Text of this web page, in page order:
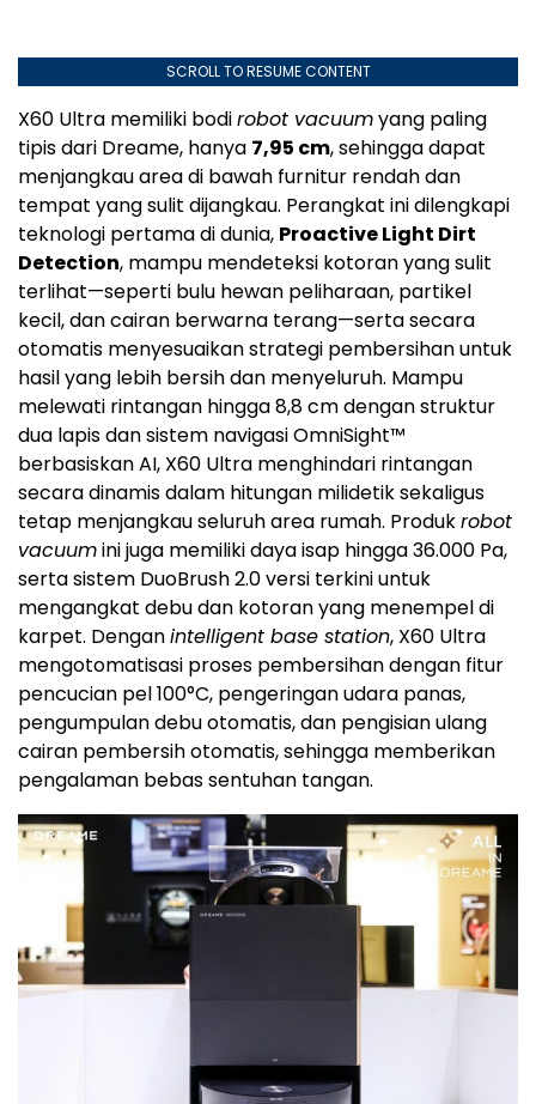
SCROLL TO RESUME CONTENT
X60 Ultra memiliki bodirobot vacuumyang paling
tipis dari Dreame, hanya 7,95 cm, sehingga dapat
menjangkau area di bawah furnitur rendah dan
tempat yang sulit dijangkau. Perangkat ini dilengkapi
teknologi pertama di dunia, Proactive Light Dirt
Detection, mampu mendeteksi kotoran yang sulit
terlihat—seperti bulu hewan peliharaan, partikel
kecil, dan cairan berwarna terang—serta secara
otomatis menyesuaikan strategi pembersihan untuk
hasil yang lebih bersih dan menyeluruh. Mampu
melewati rintangan hingga 8,8 cm dengan struktur
dua lapis dan sistem navigasi OmniSight™
berbasiskan AI, X60 Ultra menghindari rintangan
secara dinamis dalam hitungan milidetik sekaligus
tetap menjangkau seluruh area rumah. Produkrobot
vacuumini juga memiliki daya isap hingga 36.000 Pa,
serta sistem DuoBrush 2.0 versi terkini untuk
mengangkat debu dan kotoran yang menempel di
karpet. Denganintelligent base station, X60 Ultra
mengotomatisasi proses pembersihan dengan fitur
pencucian pel 100°C, pengeringan udara panas,
pengumpulan debu otomatis, dan pengisian ulang
cairan pembersih otomatis, sehingga memberikan
pengalaman bebas sentuhan tangan.